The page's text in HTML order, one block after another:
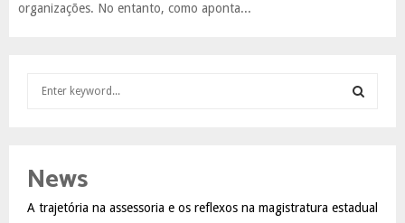
organizações. No entanto, como aponta...
h
o
A
News
A trajetória na assessoria e os reflexos na magistratura estadual